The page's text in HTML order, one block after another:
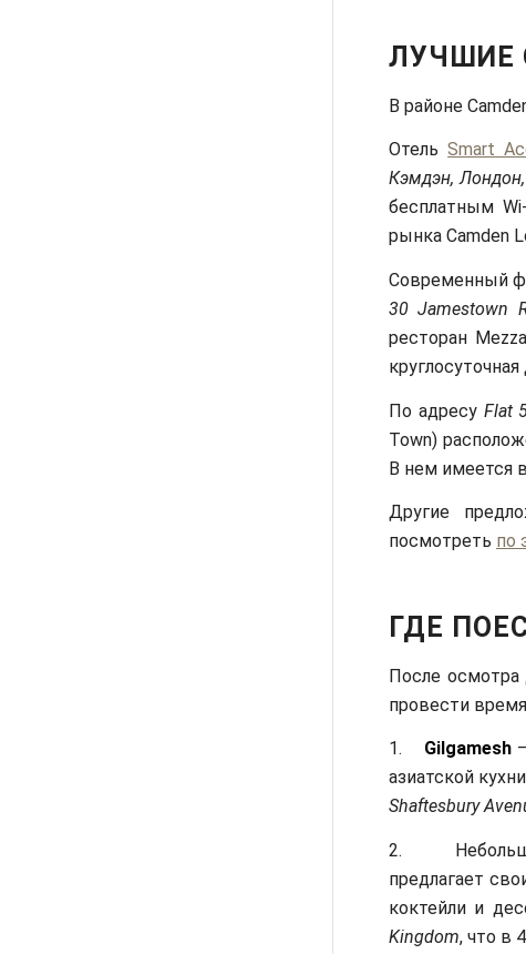
ЛУЧШИЕ
В районе
ОтельSmart
Кэмдэн,
бесплатным
рынка Camden
Современный
30 Jamestown
ресторан
По адресу Flat
Town)
В нем имеется
Другие
посмотреть по
ГДЕ
После осмотра
провести
1. Gilgamesh–
азиатской
Shaftesbury
2.
предлагает
коктейли и
Kingdom, что в